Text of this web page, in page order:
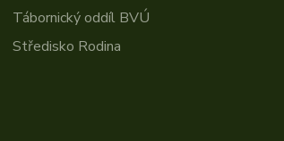
Tábornický oddíl BVÚ
Středisko Rodina